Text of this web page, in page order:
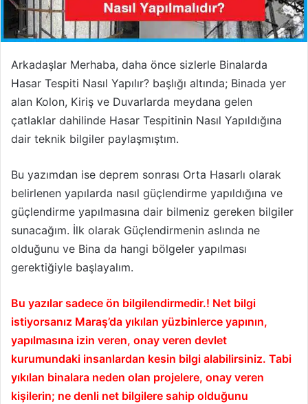
Arkadaşlar Merhaba, daha önce sizlerle Binalarda
Hasar Tespiti Nasıl Yapılır? başlığı altında; Binada yer
alan Kolon, Kiriş ve Duvarlarda meydana gelen
çatlaklar dahilinde Hasar Tespitinin Nasıl Yapıldığına
dair teknik bilgiler paylaşmıştım.
Bu yazımdan ise deprem sonrası Orta Hasarlı olarak
belirlenen yapılarda nasıl güçlendirme yapıldığına ve
güçlendirme yapılmasına dair bilmeniz gereken bilgiler
sunacağım. İlk olarak Güçlendirmenin aslında ne
olduğunu ve Bina da hangi bölgeler yapılması
gerektiğiyle başlayalım.
Bu yazılar sadece ön bilgilendirmedir.! Net bilgi
istiyorsanız Maraş’da yıkılan yüzbinlerce yapının,
yapılmasına izin veren, onay veren devlet
kurumundaki insanlardan kesin bilgi alabilirsiniz. Tabi
yıkılan binalara neden olan projelere, onay veren
kişilerin; ne denli net bilgilere sahip olduğunu